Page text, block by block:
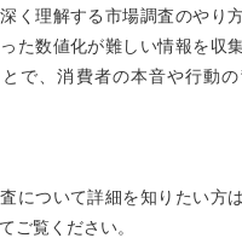
く理解する市場調査のやり
た数値化が難しい情報を収
で、消費者の本音や行動
について詳細を知りたい方
ご覧ください。